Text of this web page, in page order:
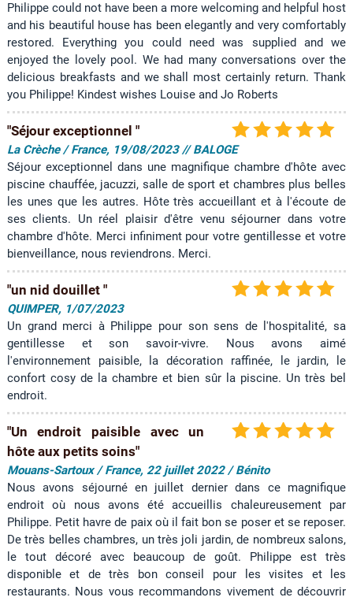
o
n
t
s
p
n
i
n
g
V
i
d
é
o
o
t
a
c
t
G
a
t
e
n
b
Philippe could not have been a more welcoming and helpful host
and his beautiful house has been elegantly and very comfortably
restored. Everything you could need was supplied and we
enjoyed the lovely pool. We had many conversations over the
delicious breakfasts and we shall most certainly return. Thank
you Philippe! Kindest wishes Louise and Jo Roberts
"Séjour exceptionnel "
La Crèche / France, 19/08/2023 // BALOGE
Séjour exceptionnel dans une magnifique chambre d'hôte avec
piscine chauffée, jacuzzi, salle de sport et chambres plus belles
les unes que les autres. Hôte très accueillant et à l'écoute de
ses clients. Un réel plaisir d'être venu séjourner dans votre
chambre d'hôte. Merci infiniment pour votre gentillesse et votre
bienveillance, nous reviendrons. Merci.
"un nid douillet "
QUIMPER, 1/07/2023
Un grand merci à Philippe pour son sens de l'hospitalité, sa
gentillesse et son savoir-vivre. Nous avons aimé
l'environnement paisible, la décoration raffinée, le jardin, le
confort cosy de la chambre et bien sûr la piscine. Un très bel
endroit.
"Un endroit paisible avec un
hôte aux petits soins"
Mouans-Sartoux / France, 22 juillet 2022 / Bénito
Nous avons séjourné en juillet dernier dans ce magnifique
endroit où nous avons été accueillis chaleureusement par
Philippe. Petit havre de paix où il fait bon se poser et se reposer.
De très belles chambres, un très joli jardin, de nombreux salons,
le tout décoré avec beaucoup de goût. Philippe est très
disponible et de très bon conseil pour les visites et les
restaurants. Nous vous recommandons vivement de découvrir